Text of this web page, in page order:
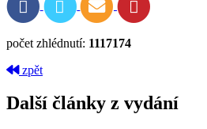
počet zhlédnutí: 1117174
zpět
Další články z vydání